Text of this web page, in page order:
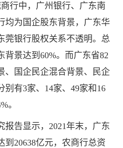
行中，广州银行、广东南
均为国企股东背景，广东华
莞银行股权关系不透明。总
背景达到60%。而广东省82
、国企民企混合背景、民企
别有3家、14家、49家和16
。
报告显示，2021年末，广东
到20638亿元，农商行总资